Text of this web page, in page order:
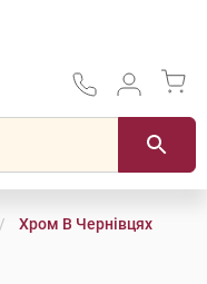
Хром В Чернівцях